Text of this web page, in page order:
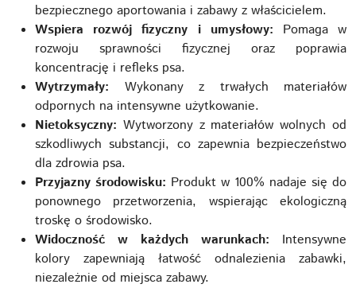
bezpiecznego aportowania i zabawy z właścicielem.
Wspiera rozwój fizyczny i umysłowy: Pomaga w
rozwoju sprawności fizycznej oraz poprawia
koncentrację i refleks psa.
Wytrzymały: Wykonany z trwałych materiałów
odpornych na intensywne użytkowanie.
Nietoksyczny: Wytworzony z materiałów wolnych od
szkodliwych substancji, co zapewnia bezpieczeństwo
dla zdrowia psa.
Przyjazny środowisku: Produkt w 100% nadaje się do
ponownego przetworzenia, wspierając ekologiczną
troskę o środowisko.
Widoczność w każdych warunkach: Intensywne
kolory zapewniają łatwość odnalezienia zabawki,
niezależnie od miejsca zabawy.